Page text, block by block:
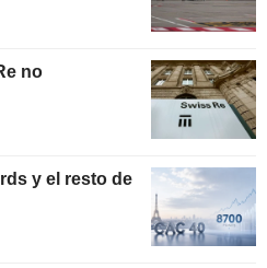
no
y el resto de